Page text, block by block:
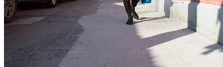
使用。那么现在经常使用
们的优缺点有哪些呢？